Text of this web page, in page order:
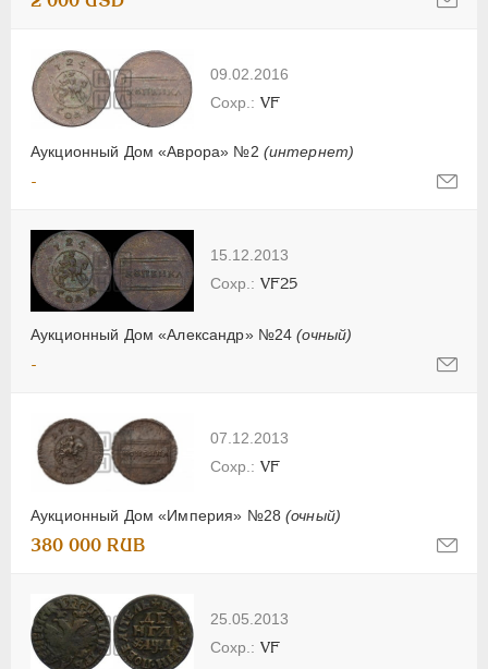
09.02.2016
Аукционный Дом «Аврора» №2 (интернет)
VF
-
15.12.2013
Аукционный Дом «Александр» №24(очный)
VF25
-
07.12.2013
Аукционный Дом «Империя» №28(очный)
VF
380 000 RUB
25.05.2013
VF